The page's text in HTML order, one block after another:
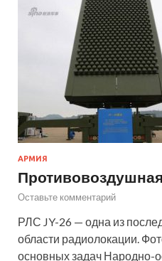
АРМИЯ
Оставьте комментарий
РЛС JY-26 — одна из
области радиолокации.
основных задач Народно-